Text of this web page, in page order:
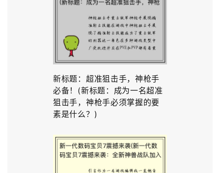
新标题：超准狙击手，神枪手
必备！(新标题：成为一名超准
狙击手，神枪手必须掌握的要
素是什么？)